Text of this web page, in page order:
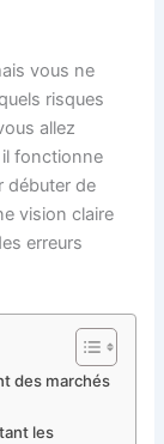
vous ne
risques
allez
il fonctionne
débuter de
vision claire
erreurs
des marchés
les